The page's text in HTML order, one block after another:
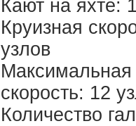
Кают на яхте:
Круизная
узлов
Максимальная
скорость: 12
Количество